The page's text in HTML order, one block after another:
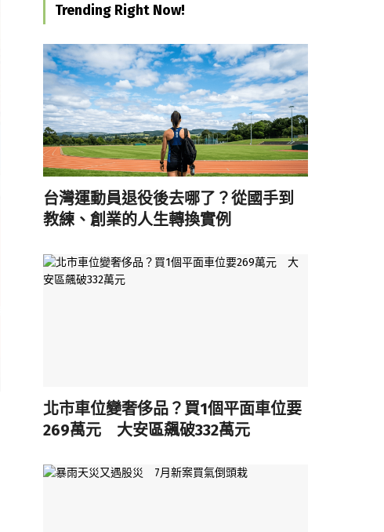
Trending Right Now!
台灣運動員退役後去哪了？從國手到
教練、創業的人生轉換實例
北市車位變奢侈品？買1個平面車位要
269萬元 大安區飆破332萬元